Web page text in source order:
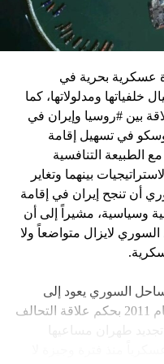
مصر على بقاء القوات
من إعادة
السياسي الفلسطيني
عربية”:
وأي حديث من هذا
يعرض المجتمع
الذي قدمه جو بايدن
يوليو.
مصلحة لفلسطين
عسكرية بحرية في
ومدلولاتها، كما
بين #روسيا وإيران في
في تسهيل إقامة
مع الطبيعة التنافسية
بينهما وتغاير
أن تنجح إيران في إقامة
وسياسية، مشيراً إلى أن
لايزال متواضعاً ولا
السوري يعود إلى
سنوات غابرة سبقت اندلاع الأزمة عام 2011 بحكم علاقة التحالف